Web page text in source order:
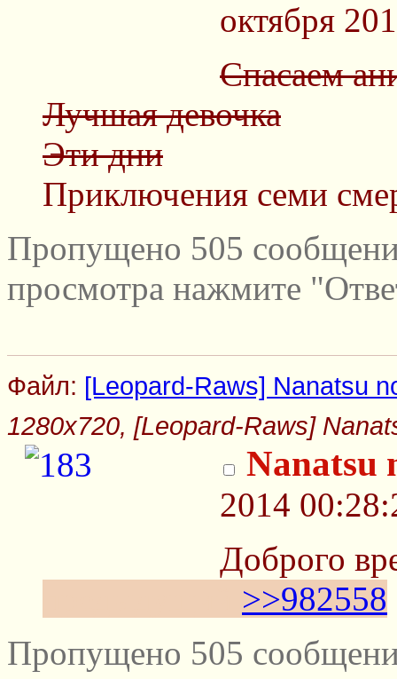
октября
Спасаем
Лучшая девочка
Эти дни
Приключения семи
Пропущено 505
просмотра нажмите
Файл: [Leopard-Raws] Nanatsu
1280x720, [Leopard-Raws]
Nanatsu
2014
Доброго
>>982558
Пропущено 505